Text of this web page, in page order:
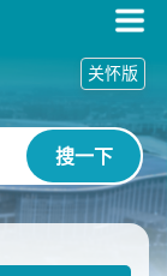
搜一下
关怀版